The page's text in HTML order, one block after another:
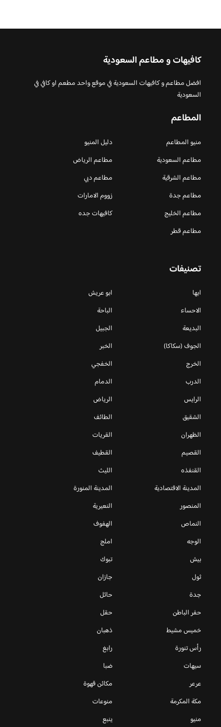
كافيهات و مطاعم السعودية
افضل مطاعم و كافيهات السعودية في موقع واحد مطعم او كافي في
السعودية
المطاعم
منيو المطاعم
دليل المنيو
مطاعم السعودية
مطاعم الرياض
مطاعم الشرقية
مطاعم دبي
مطاعم جدة
زووم الامارات
مطاعم الخليج
كافيهات جده
مطاعم قطر
تصنيفات
ابها
ابو عريش
الاحساء
الباحة
البديعة
الجبيل
الجوف (سكاكا)
الخبر
الخرج
الخفجي
الدرب
الدمام
الرايس
الرياض
الشقيق
الطائف
الظهران
القريات
القصيم
القطيف
القنفذه
الليث
المدينة الاقتصادية
المدينة المنورة
المنصور
النعيرية
النماص
الهفوف
الوجه
املج
بيش
تبوك
ثول
جازان
جدة
حائل
حفر الباطن
حقل
خميس مشيط
ذهبان
رأس تنورة
رابغ
سيهات
ضبا
عرعر
مكائن قهوة
مكة المكرمة
منوعات
منيو
ينبع